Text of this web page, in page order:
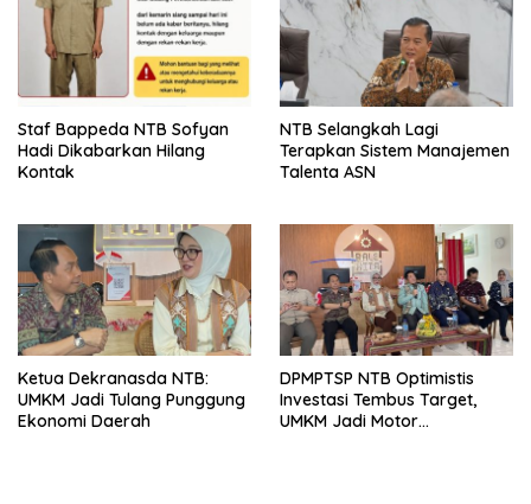
Staf Bappeda NTB Sofyan
Hadi Dikabarkan Hilang
Kontak
NTB Selangkah Lagi
Terapkan Sistem Manajemen
Talenta ASN
Ketua Dekranasda NTB:
UMKM Jadi Tulang Punggung
Ekonomi Daerah
DPMPTSP NTB Optimistis
Investasi Tembus Target,
UMKM Jadi Motor